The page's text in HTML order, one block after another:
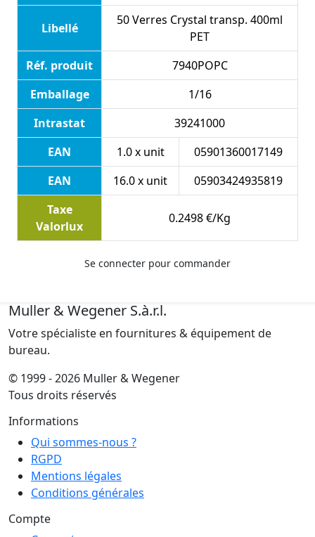
Libellé
50 Verres Crystal transp. 400ml
PET
Réf. produit
7940POPC
Emballage
1/16
Intrastat
39241000
EAN
1.0 x unit
05901360017149
EAN
16.0 x unit
05903424935819
Taxe
Valorlux
0.2498 €/Kg
Se connecter pour commander
Muller & Wegener S.à.r.l.
Votre spécialiste en fournitures & équipement de
bureau.
© 1999 - 2026 Muller & Wegener
Tous droits réservés
Informations
Qui sommes-nous ?
RGPD
Mentions légales
Conditions générales
Compte